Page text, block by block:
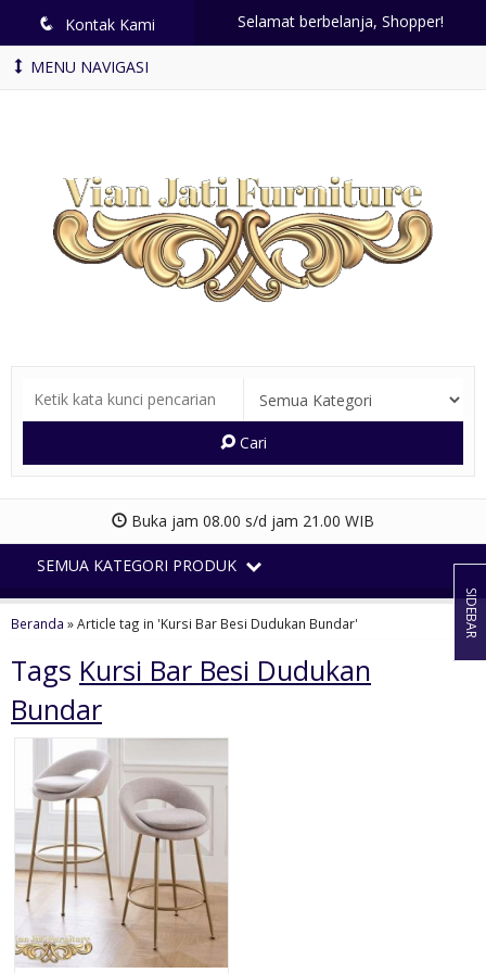
q Kontak Kami Selamat berbelanja, Shopper!
MENU NAVIGASI
Cari
Buka jam 08.00 s/d jam 21.00 WIB
SEMUA KATEGORI PRODUK
Beranda »Article tag in 'Kursi Bar Besi Dudukan Bundar'
Tags Kursi Bar Besi Dudukan
Bundar
SIDEBAR